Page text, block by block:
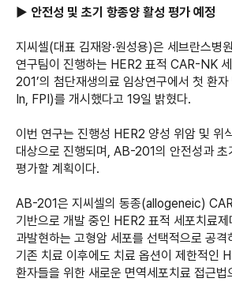
▶ 안전성 및 초기 항종양 활성 평가 예정
지씨셀(대표 김재왕·원성용)은 세브란스병
연구팀이 진행하는 HER2 표적 CAR-NK
201’의 첨단재생의료 임상연구에서 첫 환
In, FPI)를 개시했다고 19일 밝혔다.
이번 연구는 진행성 HER2 양성 위암 및 위
대상으로 진행되며, AB-201의 안전성과 초
평가할 계획이다.
AB-201은 지씨셀의 동종(allogeneic)
기반으로 개발 중인 HER2 표적 세포치료
과발현하는 고형암 세포를 선택적으로 공격
기존 치료 이후에도 치료 옵션이 제한적인
환자들을 위한 새로운 면역세포치료 접근법